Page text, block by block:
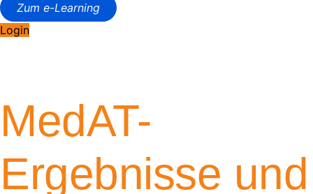
Zum e-Learning
Login
MedAT-
Ergebnisse und